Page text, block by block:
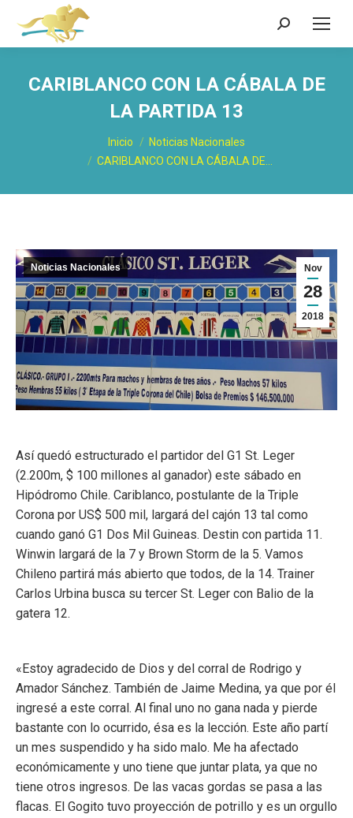
Buscar:
CARIBLANCO CON LA CÁBALA DE
LA PARTIDA 13
Inicio
Noticias Nacionales
CARIBLANCO CON LA CÁBALA DE…
Nov
28
2018
Noticias Nacionales
Así quedó estructurado el partidor del G1 St. Leger
(2.200m, $ 100 millones al ganador) este sábado en
Hipódromo Chile. Cariblanco, postulante de la Triple
Corona por US$ 500 mil, largará del cajón 13 tal como
cuando ganó G1 Dos Mil Guineas. Destin con partida 11.
Winwin largará de la 7 y Brown Storm de la 5. Vamos
Chileno partirá más abierto que todos, de la 14. Trainer
Carlos Urbina busca su tercer St. Leger con Balio de la
gatera 12.
«Estoy agradecido de Dios y del corral de Rodrigo y
Amador Sánchez. También de Jaime Medina, ya que por él
ingresé a este corral. Al final uno no gana nada y pierde
bastante con lo ocurrido, ésa es la lección. Este año partí
un mes suspendido y ha sido malo. Me ha afectado
económicamente y uno tiene que juntar plata, ya que no
tiene otros ingresos. De las vacas gordas se pasa a las
flacas. El Gogito tuvo proyección de potrillo y es un orgullo